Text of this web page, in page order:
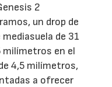
2
un drop de
de 31
en el
4,5 milímetros,
a ofrecer